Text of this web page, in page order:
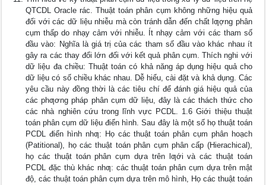
QTCDL Oracle rác. Thuật toán phân cụm không những hiệu quả
đối với các dữ liệu nhiễu mà còn tránh dẫn đến chất lƣợng phân
cụm thấp do nhạy cảm với nhiễu. Ít nhạy cảm với các tham số
đầu vào: Nghĩa là giá trị của các tham số đầu vào khác nhau ít
gây ra các thay đổi lớn đối với kết quả phân cụm. Thích nghi với
dữ liệu đa chiều: Thuật toán có khả năng áp dụng hiệu quả cho
dữ liệu có số chiều khác nhau. Dễ hiểu, cài đặt và khả dụng. Các
yêu cầu này đồng thời là các tiêu chí để đánh giá hiệu quả của
các phƣơng pháp phân cụm dữ liệu, đây là các thách thức cho
các nhà nghiên cứu trong lĩnh vực PCDL. 1.6 Giới thiệu thuật
toán phân cụm dữ liệu điển hình. Sau đây là một số họ thuật toán
PCDL điển hình nhƣ: Họ các thuật toán phân cụm phân hoạch
(Patitional), họ các thuật toán phân cụm phân cấp (Hierachical),
họ các thuật toán phân cụm dựa trên lƣới và các thuật toán
PCDL đặc thù khác nhƣ: các thuật toán phân cụm dựa trên mật
độ, các thuật toán phân cụm dựa trên mô hình, Họ các thuật toán